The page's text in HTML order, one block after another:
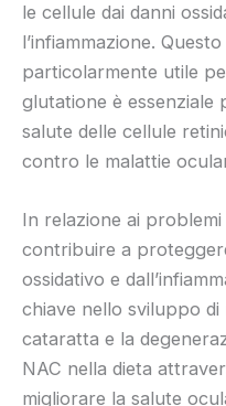
le cellule dai danni
l’infiammazione.
particolarmente utile
glutatione è essenziale
salute delle cellule
contro le malattie
In relazione ai
contribuire a
ossidativo e
chiave nello sviluppo
cataratta e la
NAC nella dieta
migliorare la salute